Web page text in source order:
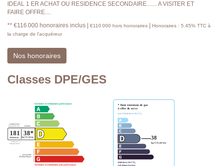
IDEAL 1 ER ACHAT OU RESIDENCE SECONDAIRE....... A VISITER ET
FAIRE OFFRE....
** €116 000 honoraires inclus €110 000 hors honoraires
Honoraires : 5.45% TTC à
la charge de l'acquéreur
Nos honoraires
Classes DPE/GES